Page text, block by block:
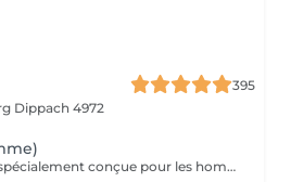
395
Dippach 4972
Une manucure soignée spécialement conçue pour les hommes. Nettoyage des cuticules, limage des ongles, hydratation des mains, et finition naturelle. Idéal pour une apparence propre et professionnelle.